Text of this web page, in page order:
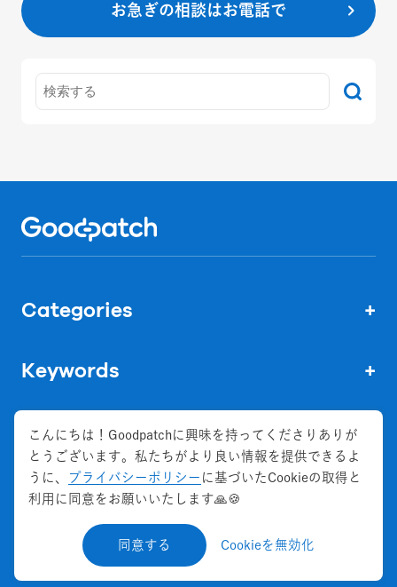
お急ぎの相談はお電話で
Categories +
Keywords +
株式会社グッドパッチ
会社概要
Goodpatch Inc. All Rights Reserved.
こんにちは！Goodpatchに興味を持ってくださりありが
とうございます。私たちがより良い情報を提供できるよ
うに、
プライバシーポリシー に基づいたCookieの取得と
利用に同意をお願いいたします🙏🍪
同意する Cookieを無効化